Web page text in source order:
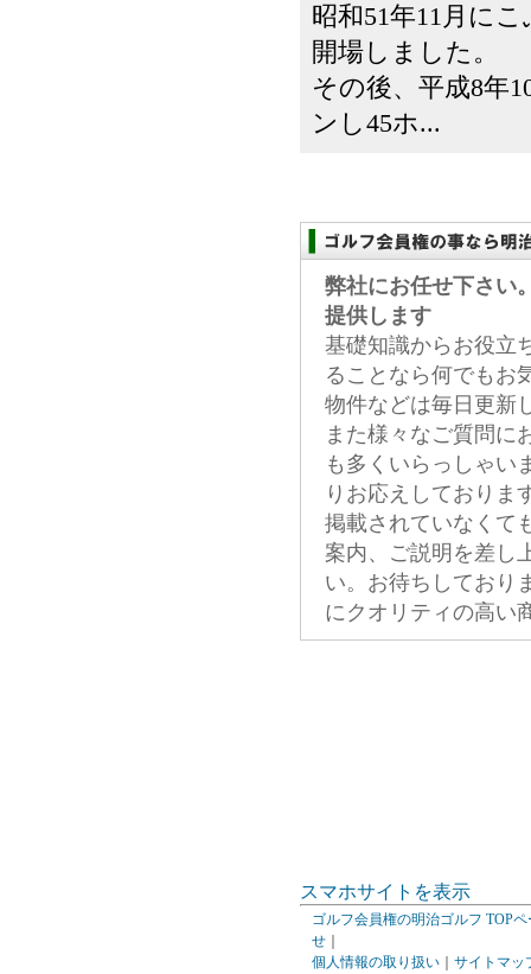
昭和51年11月に
開場しました。
その後、平成8年
ンし45ホ...
弊社にお任せ下さい
提供します
基礎知識からお役立
ることなら何でもお
物件などは毎日更新
また様々なご質問に
も多くいらっしゃい
りお応えしておりま
掲載されていなくて
案内、ご説明を差し
い。お待ちしており
にクオリティの高い
スマホサイトを表示
ゴルフ会員権の明治ゴルフ TOPペ
せ
個人情報の取り扱い
サイトマッ